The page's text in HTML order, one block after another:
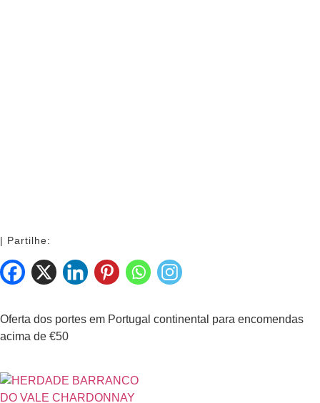
| Partilhe:
Oferta dos portes em Portugal continental para encomendas
acima de €50